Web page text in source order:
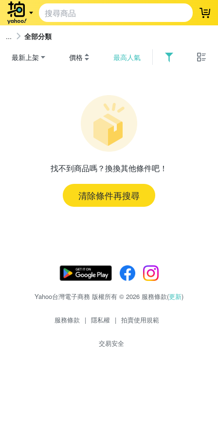
登
全部分類
最新上架 價格 最高人氣
找不到商品嗎？換換其他條件吧！
清除條件再搜尋
Yahoo台灣電子商務 版權所有 © 2026 服務條款(更新)
服務條款 | 隱私權 | 拍賣使用規範
交易安全